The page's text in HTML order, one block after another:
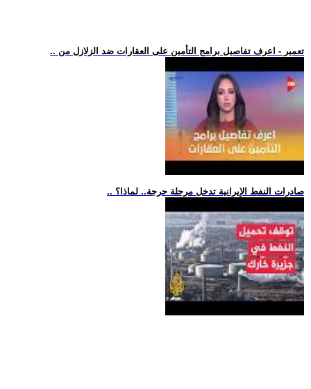
.. تعمير - اعرف تفاصيل برامج التأمين على العقارات ضد الزلازل من
.. صادرات النفط الإيرانية تدخل مرحلة حرجة.. لماذا؟